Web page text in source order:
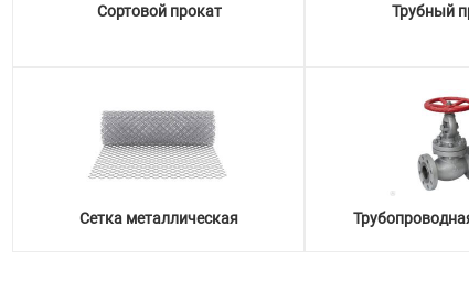
Сортовой прокат Трубный
Сетка металлическая